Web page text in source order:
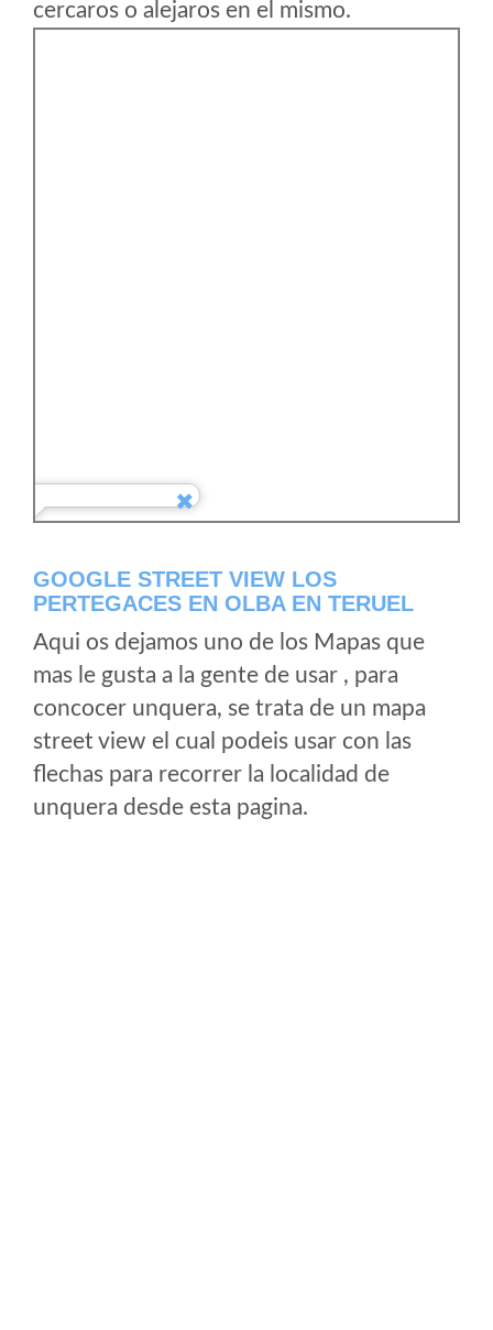
cercaros o alejaros en el mismo.
GOOGLE STREET VIEW LOS
PERTEGACES EN OLBA EN TERUEL
Aqui os dejamos uno de los Mapas que
mas le gusta a la gente de usar , para
concocer unquera, se trata de un mapa
street view el cual podeis usar con las
flechas para recorrer la localidad de
unquera desde esta pagina.